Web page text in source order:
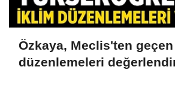
Özkaya, Meclis'ten geçen
düzenlemeleri